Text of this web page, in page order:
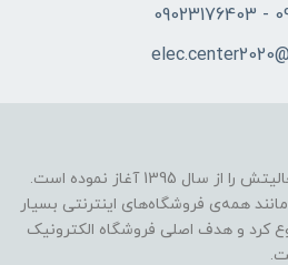
فروشگاه الکترونیک سنتر ، فعالیتش را از سال 1395 آغاز نموده است.
همه‌ی فروشگاه‌های اینترنتی بسیار
کرد و هدف اصلی فروشگاه الکترونیک